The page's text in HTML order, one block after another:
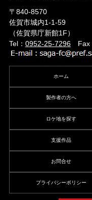
〒840-8570
佐賀市城内1-1-59
（佐賀県庁新館1F）
Tel： 0952-25-7296Fax
ホーム
製作者の方へ
ロケ地を探す
支援作品
お問合せ
プライバシーポリシー